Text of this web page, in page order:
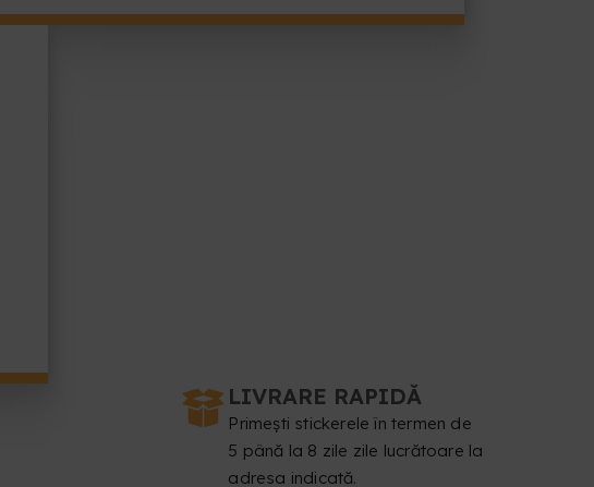
LIVRARE RAPIDĂ
Primești stickerele în termen de
5 până la 8 zile zile lucrătoare la
adresa indicată.